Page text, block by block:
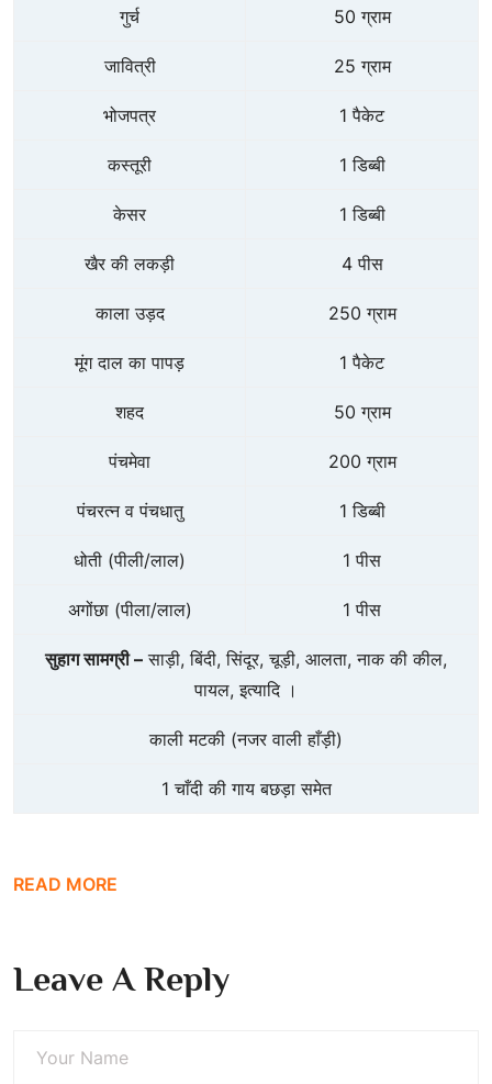
गुर्च 50 ग्राम
जावित्री 25 ग्राम
भोजपत्र 1 पैकेट
कस्तूरी 1 डिब्बी
केसर 1 डिब्बी
खैर की लकड़ी 4 पीस
काला उड़द 250 ग्राम
मूंग दाल का पापड़ 1 पैकेट
शहद 50 ग्राम
पंचमेवा 200 ग्राम
पंचरत्न व पंचधातु 1 डिब्बी
धोती (पीली/लाल) 1 पीस
अगोंछा (पीला/लाल) 1 पीस
सुहाग सामग्री – साड़ी, बिंदी, सिंदूर, चूड़ी, आलता, नाक की कील,
पायल, इत्यादि ।
काली मटकी (नजर वाली हाँड़ी)
1 चाँदी की गाय बछड़ा समेत
READ MORE
Leave A Reply